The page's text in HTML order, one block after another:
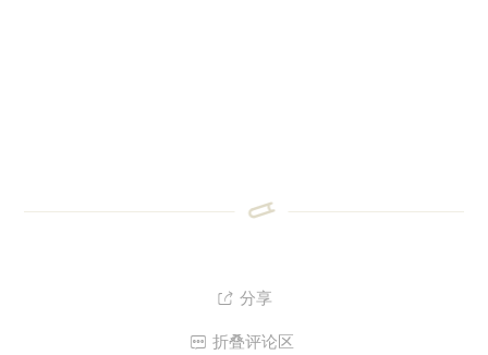
 分享
 折叠评论区